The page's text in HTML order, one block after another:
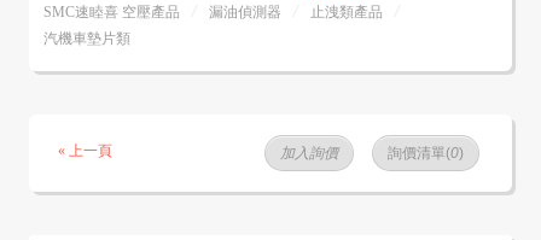
SMC速睦喜 空壓產品
漏油偵測器
止洩類產品
汽機車墊片類
« 上一頁 詢價清單(0)
加入詢價